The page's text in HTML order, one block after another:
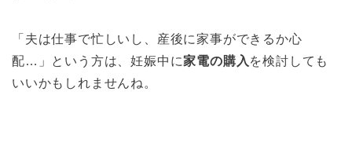
「夫は仕事で忙しいし、産後に家事ができるか心
配…」という方は、妊娠中に家電の購入 を検討しても
いいかもしれませんね。